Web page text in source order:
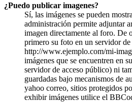
¿Puedo publicar imagenes?
Sí, las imágenes se pueden
administración permite adjuntar
imagen directamente al foro. De
primero su foto en un servidor
http://www.ejemplo.com/mi-
imágenes que se encuentren en
servidor de acceso público) ni
guardadas bajo mecanismos de
yahoo correo, sitios protegidos
exhibir imágenes utilice el